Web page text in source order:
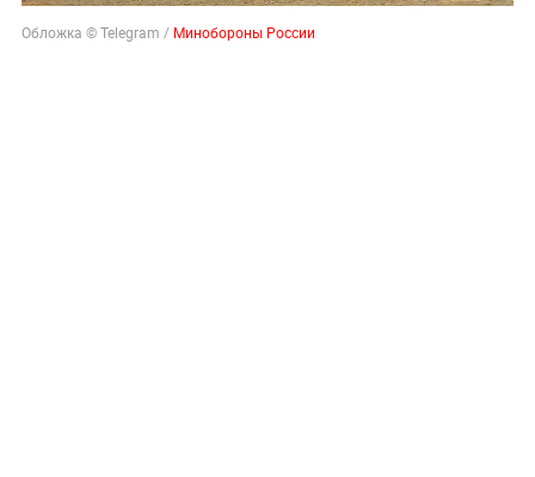
Обложка © Telegram / Минобороны России